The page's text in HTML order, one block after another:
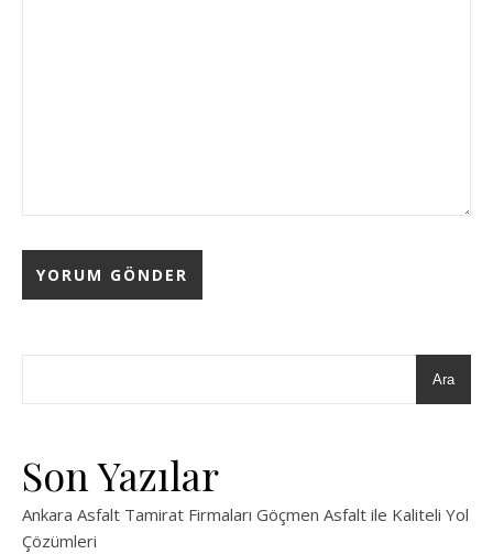
Ara
Son Yazılar
Ankara Asfalt Tamirat Firmaları Göçmen Asfalt ile Kaliteli Yol
Çözümleri